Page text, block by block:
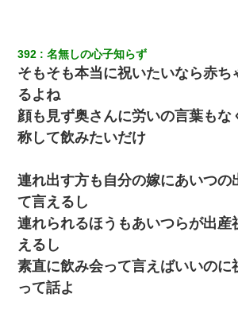
392 名無しの心子知らず
そもそも本当に祝いたいなら赤ち
るよね
顔も見ず奥さんに労いの言葉もな
称して飲みたいだけ
連れ出す方も自分の嫁にあいつの
て言えるし
連れられるほうもあいつらが出産
えるし
素直に飲み会って言えばいいのに
って話よ